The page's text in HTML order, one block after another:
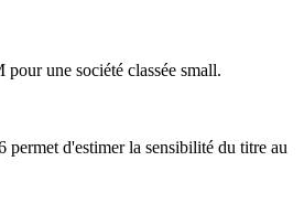
pour une société classée small.
permet d'estimer la sensibilité du titre au